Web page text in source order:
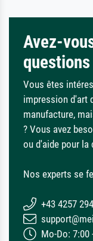
Avez-
questions
Vous êtes
impression d'art
manufacture,
? Vous avez
ou d'aide pour la
Nos experts se
+43 4257
Mo-Do: 7:00